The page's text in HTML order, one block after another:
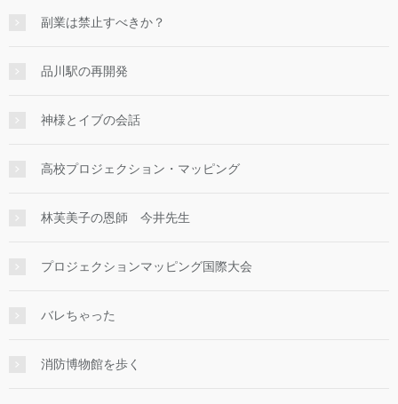
副業は禁止すべきか？
品川駅の再開発
神様とイブの会話
高校プロジェクション・マッピング
林芙美子の恩師 今井先生
プロジェクションマッピング国際大会
バレちゃった
消防博物館を歩く